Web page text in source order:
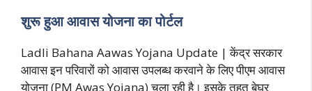
शुरू हुआ आवास योजना का पोर्टल
Ladli Bahana Aawas Yojana Update | केंद्र सरकार
आवास इन परिवारों को आवास उपलब्ध करवाने के लिए पीएम आवास
योजना (PM Awas Yojana) चला रही है। इसके तहत बेघर